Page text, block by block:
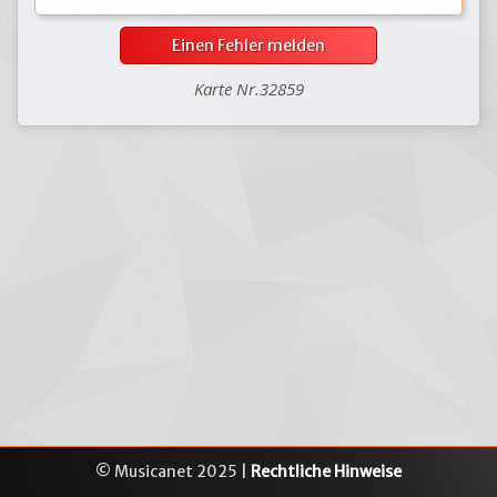
Einen Fehler melden
Karte Nr.32859
© Musicanet 2025 | Rechtliche Hinweise